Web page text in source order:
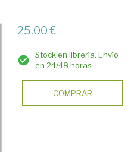
25,00 €
Stock en librería. Envío
en 24/48 horas
COMPRAR